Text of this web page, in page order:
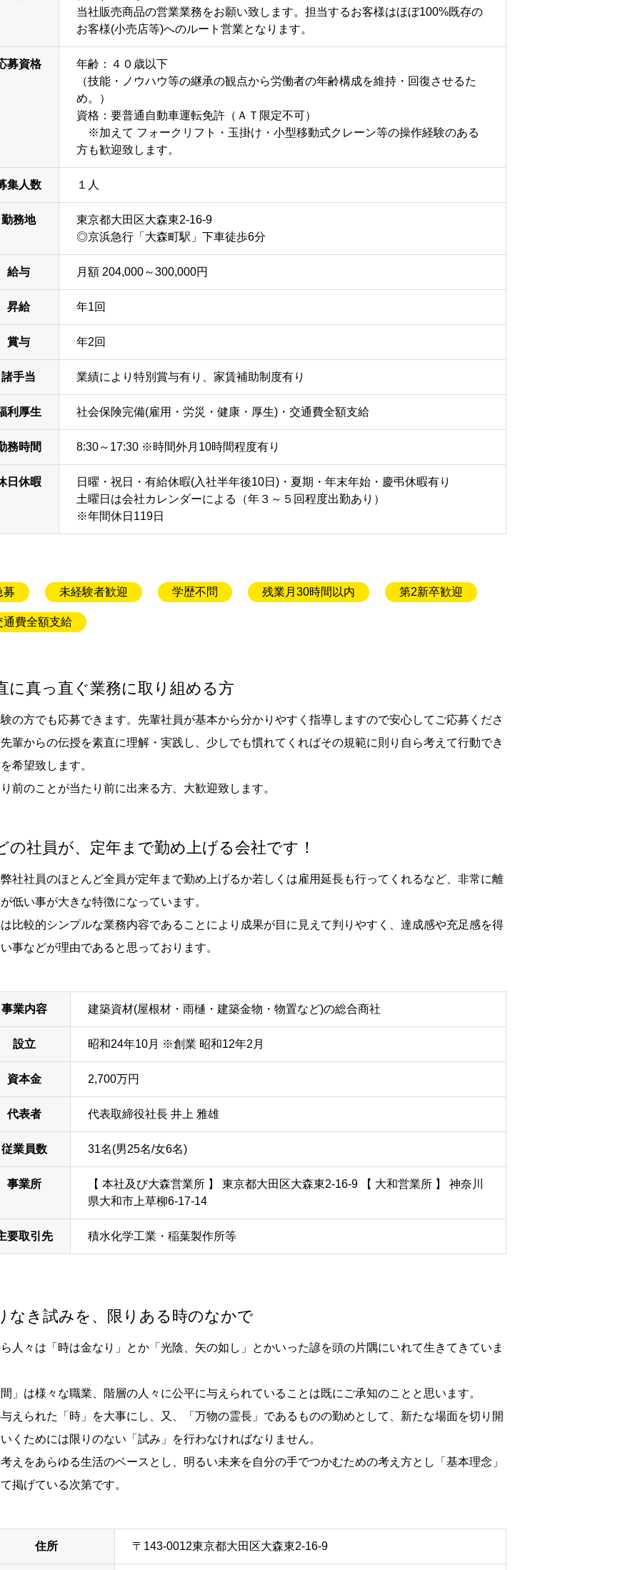
当社販売商品の営業業務をお願い致します。担当するお客様はほぼ100%既存の
お客様(小売店等)へのルート営業となります。
募資格
年齢：４０歳以下
（技能・ノウハウ等の継承の観点から労働者の年齢構成を維持・回復させるた
め。）
資格：要普通自動車運転免許（ＡＴ限定不可）
※加えて フォークリフト・玉掛け・小型移動式クレーン等の操作経験のある
方も歓迎致します。
集人数 １人
勤務地
東京都大田区大森東2-16-9
◎京浜急行「大森町駅」下車徒歩6分
給与 月額 204,000～300,000円
昇給 年1回
賞与 年2回
諸手当 業績により特別賞与有り、家賃補助制度有り
利厚生 社会保険完備(雇用・労災・健康・厚生)・交通費全額支給
務時間 8:30～17:30 ※時間外月10時間程度有り
日休暇
日曜・祝日・有給休暇(入社半年後10日)・夏期・年末年始・慶弔休暇有り
土曜日は会社カレンダーによる（年３～５回程度出勤あり）
※年間休日119日
募 未経験者歓迎 学歴不問 残業月30時間以内 第2新卒歓迎
通費全額支給
に真っ直ぐ業務に取り組める方
の方でも応募できます。先輩社員が基本から分かりやすく指導しますので安心してご応募くださ
輩からの伝授を素直に理解・実践し、少しでも慣れてくればその規範に則り自ら考えて行動でき
希望致します。
前のことが当たり前に出来る方、大歓迎致します。
の社員が、定年まで勤め上げる会社です！
社社員のほとんど全員が定年まで勤め上げるか若しくは雇用延長も行ってくれるなど、非常に離
低い事が大きな特徴になっています。
比較的シンプルな業務内容であることにより成果が目に見えて判りやすく、達成感や充足感を得
事などが理由であると思っております。
事業内容 建築資材(屋根材・雨樋・建築金物・物置など)の総合商社
設立 昭和24年10月 ※創業 昭和12年2月
資本金 2,700万円
代表者 代表取締役社長 井上 雅雄
従業員数 31名(男25名/女6名)
事業所
【 本社及び大森営業所 】 東京都大田区大森東2-16-9 【 大和営業所 】 神奈川
県大和市上草柳6-17-14
要取引先 積水化学工業・稲葉製作所等
なき試みを、限りある時のなかで
人々は「時は金なり」とか「光陰、矢の如し」とかいった諺を頭の片隅にいれて生きてきていま
」は様々な職業、階層の人々に公平に与えられていることは既にご承知のことと思います。
えられた「時」を大事にし、又、「万物の霊長」であるものの勤めとして、新たな場面を切り開
くためには限りのない「試み」を行わなければなりません。
えをあらゆる生活のベースとし、明るい未来を自分の手でつかむための考え方とし「基本理念」
掲げている次第です。
住所 〒143-0012東京都大田区大森東2-16-9